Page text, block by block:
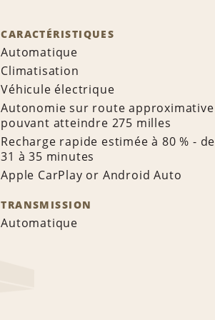
CARACTÉRISTIQUES
Automatique
Climatisation
Véhicule électrique
Autonomie sur route approximative
pouvant atteindre 275 milles
Recharge rapide estimée à 80 % - de
31 à 35 minutes
Apple CarPlay or Android Auto
TRANSMISSION
Automatique